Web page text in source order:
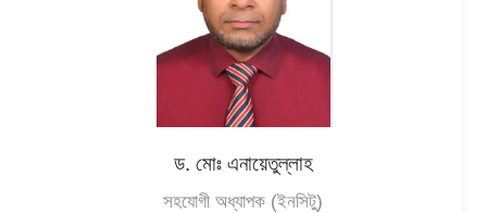
ড. মোঃ এনায়েতুল্লাহ
সহযোগী অধ্যাপক (ইনসিটু)